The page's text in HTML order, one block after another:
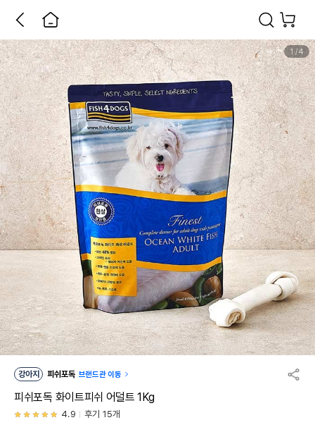
1/4
강아지 피쉬포독 브랜드관 이동
피쉬포독 화이트피쉬 어덜트 1Kg
4.9 후기 15개